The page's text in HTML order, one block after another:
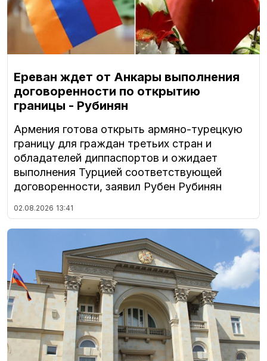
Ереван ждет от Анкары выполнения
договоренности по открытию
границы - Рубинян
Армения готова открыть армяно-турецкую
границу для граждан третьих стран и
обладателей диппаспортов и ожидает
выполнения Турцией соответствующей
договоренности, заявил Рубен Рубинян
02.08.2026 13:41